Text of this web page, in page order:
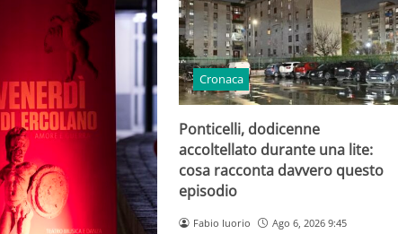
Cronaca
Ponticelli, dodicenne
accoltellato durante una lite:
cosa racconta davvero questo
episodio
Fabio Iuorio Ago 6, 2026 9:45